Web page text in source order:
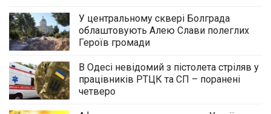
У центральному сквері Болграда
облаштовують Алею Слави полеглих
Героїв громади
В Одесі невідомий з пістолета стріляв у
працівників РТЦК та СП – поранені
четверо